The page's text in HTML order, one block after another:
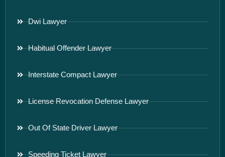
Dwi Lawyer
Habitual Offender Lawyer
Interstate Compact Lawyer
License Revocation Defense Lawyer
Out Of State Driver Lawyer
Speeding Ticket Lawyer